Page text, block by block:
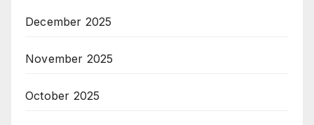
December 2025
November 2025
October 2025